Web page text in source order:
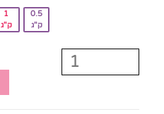
0.5
ק"ג
1
ק"ג